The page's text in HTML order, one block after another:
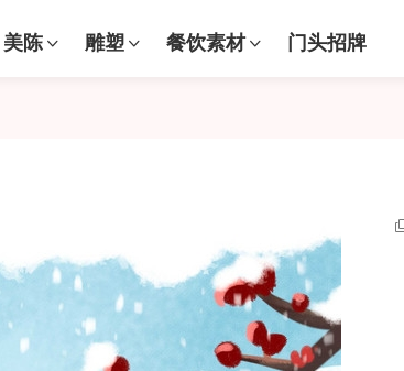
美陈 雕塑 餐饮素材 门头招牌